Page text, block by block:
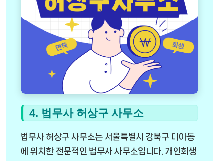
4. 법무사 허상구 사무소
법무사 허상구 사무소는 서울특별시 강북구 미아동
에 위치한 전문적인 법무사 사무소입니다. 개인회생